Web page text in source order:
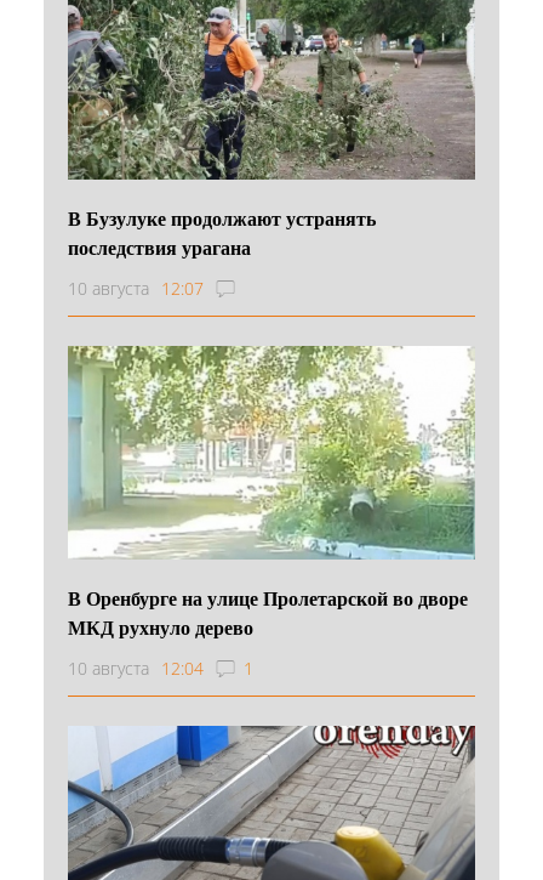
В Бузулуке продолжают устранять
последствия урагана
10 августа 12:07
В Оренбурге на улице Пролетарской во дворе
МКД рухнуло дерево
10 августа 12:04 1